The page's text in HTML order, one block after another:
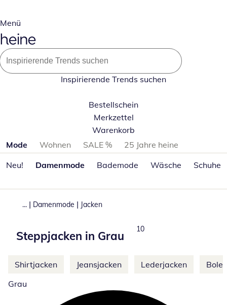
Menü
Inspirierende Trends suchen
Bestellschein
Merkzettel
Warenkorb
Produktkategorien überspringen
Mode Wohnen SALE %
25 Jahre heine
Neu!
Damenmode Bademode Wäsche Schuhe
... | Damenmode | Jacken
Steppjacken in Grau
Total number of products:
10
Weitere Kategorien überspringen
Shirtjacken Jeansjacken Lederjacken
Grau